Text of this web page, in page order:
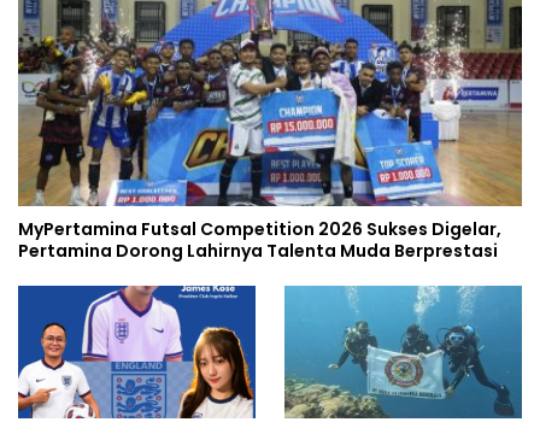
MyPertamina Futsal Competition 2026 Sukses Digelar,
Pertamina Dorong Lahirnya Talenta Muda Berprestasi